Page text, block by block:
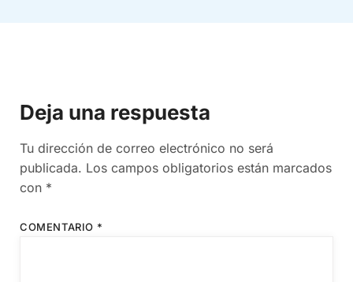
Deja una respuesta
Tu dirección de correo electrónico no será
publicada. Los campos obligatorios están marcados
con *
COMENTARIO *